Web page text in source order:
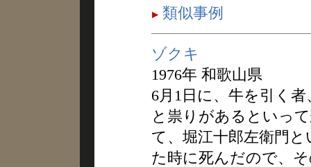
類似事例
ゾクキ
1976年 和歌山県
6月1日に、牛を引く
と祟りがあるといっ
て、堀江十郎左衛門
た時に死んだので、